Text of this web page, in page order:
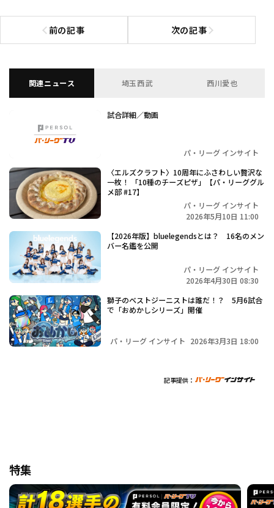
前の記事
前の記事へ 次の記事次の記事へ
関連ニュース 埼玉西武 西川愛也
試合詳細／動画
パ・リーグ インサイト
〈エルズクラフト〉10周年にふさわしい贅沢な
一枚！ 「10種のチーズピザ」【パ・リーググル
メ部 #17】
パ・リーグ インサイト
2026年5月10日 11:00
【2026年版】bluelegendsとは？ 16名のメン
バー名鑑を公開
パ・リーグ インサイト
2026年4月30日 08:30
獅子のベストジーニストは誰だ！？ 5月6試合
で「おめかしシリーズ」開催
パ・リーグ インサイト 2026年3月3日 18:00
記事提供：
特集